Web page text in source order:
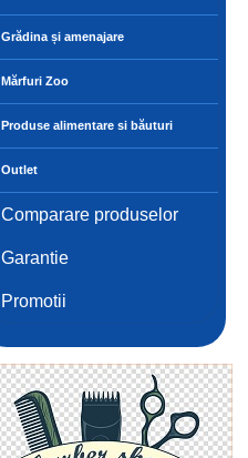
Grădina și amenajare
Mărfuri Zoo
Produse alimentare si băuturi
Outlet
Comparare produselor
Garantie
Promotii